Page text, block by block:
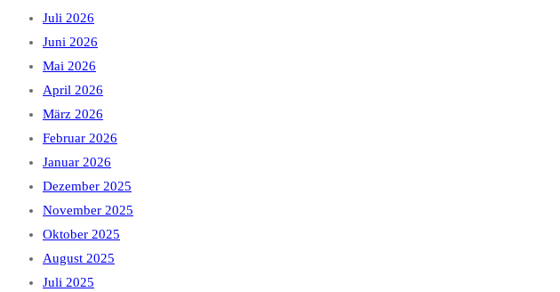
Juli 2026
Juni 2026
Mai 2026
April 2026
März 2026
Februar 2026
Januar 2026
Dezember 2025
November 2025
Oktober 2025
August 2025
Juli 2025